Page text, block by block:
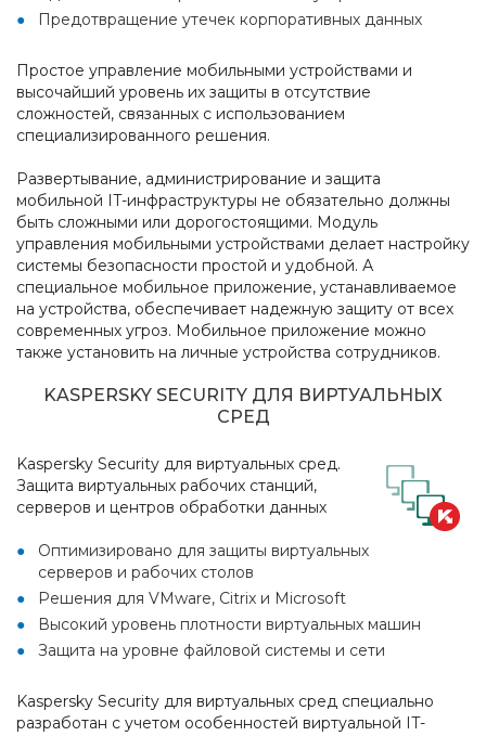
Предотвращение утечек корпоративных данных
Простое управление мобильными устройствами и
высочайший уровень их защиты в отсутствие
сложностей, связанных с использованием
специализированного решения.
Развертывание, администрирование и защита
мобильной IT-инфраструктуры не обязательно должны
быть сложными или дорогостоящими. Модуль
управления мобильными устройствами делает настройку
системы безопасности простой и удобной. А
специальное мобильное приложение, устанавливаемое
на устройства, обеспечивает надежную защиту от всех
современных угроз. Мобильное приложение можно
также установить на личные устройства сотрудников.
KASPERSKY SECURITY ДЛЯ ВИРТУАЛЬНЫХ
СРЕД
Kaspersky Security для виртуальных сред.
Защита виртуальных рабочих станций,
серверов и центров обработки данных
Оптимизировано для защиты виртуальных
серверов и рабочих столов
Решения для VMware, Citrix и Microsoft
Высокий уровень плотности виртуальных машин
Защита на уровне файловой системы и сети
Kaspersky Security для виртуальных сред специально
разработан с учетом особенностей виртуальной IT-